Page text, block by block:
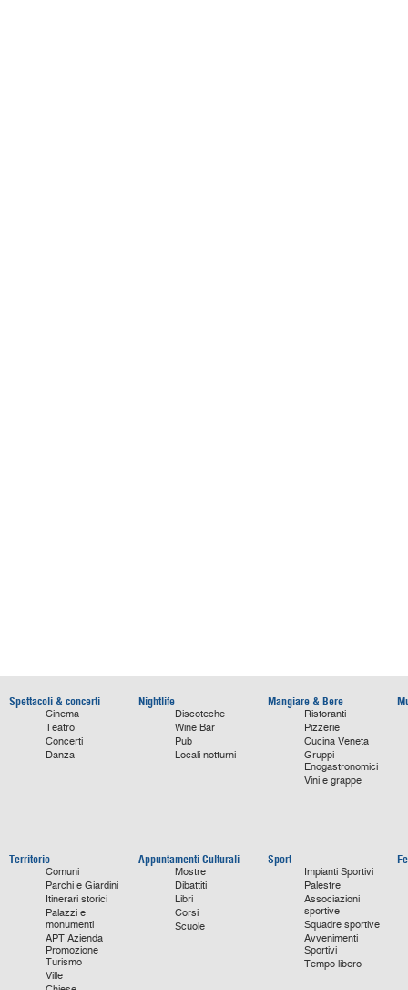
Spettacoli & concerti
Cinema
Teatro
Concerti
Danza
Nightlife
Discoteche
Wine Bar
Pub
Locali notturni
Mangiare & Bere
Ristoranti
Pizzerie
Cucina Veneta
Gruppi
Enogastronomici
Vini e grappe
Territorio
Comuni
Parchi e Giardini
Itinerari storici
Palazzi e
monumenti
APT Azienda
Promozione
Turismo
Ville
Appuntamenti Culturali
Mostre
Dibattiti
Libri
Corsi
Scuole
Sport
Impianti Sportivi
Palestre
Associazioni
sportive
Squadre sportive
Avvenimenti
Sportivi
Tempo libero